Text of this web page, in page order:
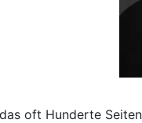
oft Hunderte